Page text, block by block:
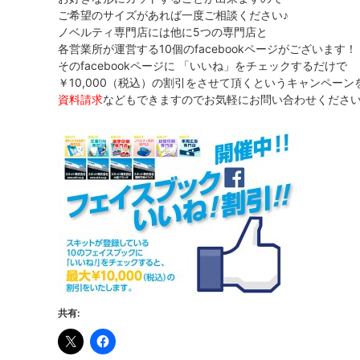
ご希望のサイズがあれば一度ご相談ください♪
ノベルティ専門店には他に5つの専門店と
各営業所が運営する10個のfacebookページがございます！
そのfacebookページに 「いいね」をチェックするだけで
￥10,000（税込）の割引をさせて頂くというキャンペーン
資料請求などもできますのでお気軽にお問い合わせください
共有: